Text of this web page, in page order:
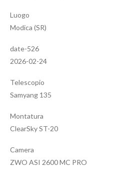
Luogo
Modica (SR)
date-526
2026-02-24
Telescopio
Samyang 135
Montatura
ClearSky ST-20
Camera
ZWO ASI 2600 MC PRO